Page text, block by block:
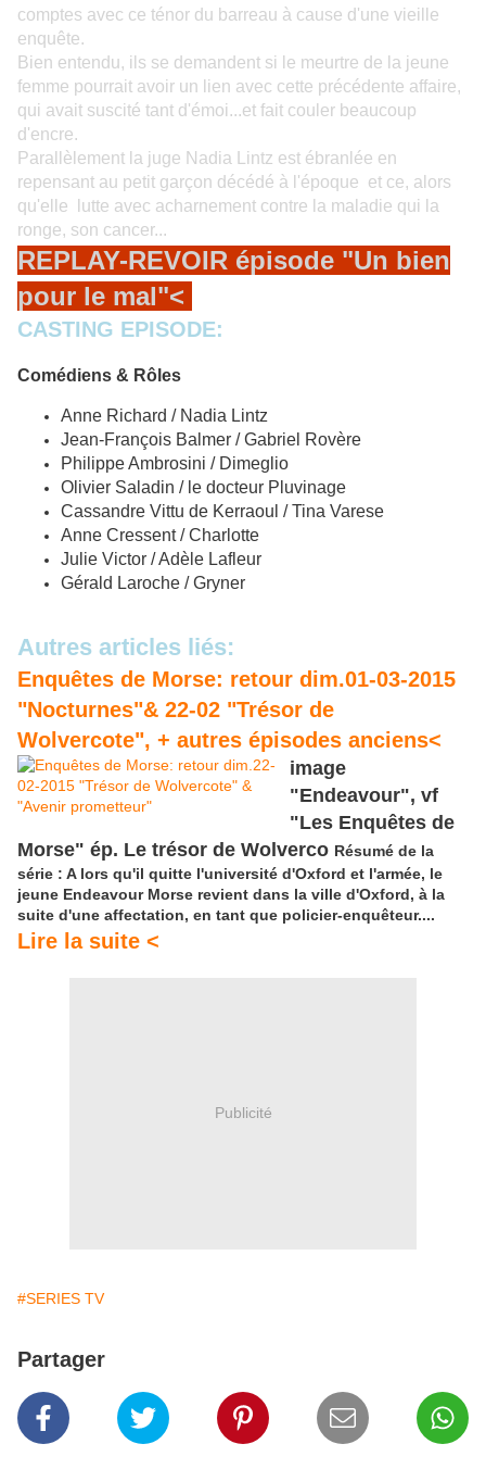
comptes avec ce ténor du barreau à cause d'une vieille
enquête.
Bien entendu, ils se demandent si le meurtre de la jeune
femme pourrait avoir un lien avec cette précédente affaire,
qui avait suscité tant d'émoi...et fait couler beaucoup
d'encre.
Parallèlement la juge Nadia Lintz est ébranlée en
repensant au petit garçon décédé à l'époque et ce, alors
qu'elle lutte avec acharnement contre la maladie qui la
ronge, son cancer...
REPLAY-REVOIR épisode "Un bien
pour le mal"<
CASTING EPISODE:
Comédiens & Rôles
Anne Richard / Nadia Lintz
Jean-François Balmer /Gabriel Rovère
Philippe Ambrosini / Dimeglio
Olivier Saladin / le docteur Pluvinage
Cassandre Vittu de Kerraoul /Tina Varese
Anne Cressent/Charlotte
Julie Victor /Adèle Lafleur
Gérald Laroche /Gryner
Autres articles liés:
Enquêtes de Morse: retour dim.01-03-2015
"Nocturnes"& 22-02 "Trésor de
Wolvercote", + autres épisodes anciens<
image
"Endeavour", vf
"Les Enquêtes de
Morse" ép. Le trésor de Wolverco Résumé de la
série : A lors qu'il quitte l'université d'Oxford et l'armée, le
jeune Endeavour Morse revient dans la ville d'Oxford, à la
suite d'une affectation, en tant que policier-enquêteur....
Lire la suite <
Publicité
#SERIES TV
Partager